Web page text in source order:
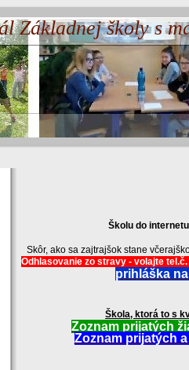
Základnej školy s
Školu do
Skôr, ako sa zajtrajšok stane
Odhlasovanie zo stravy - volajte
prihláška
Škola, ktorá to s
Zoznam prijatých
Zoznam prijatých